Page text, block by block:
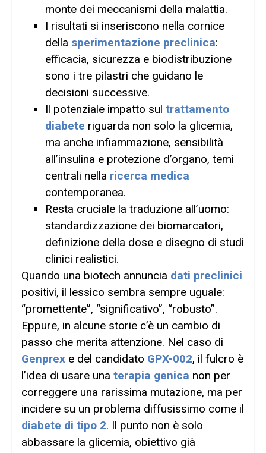
monte dei meccanismi della malattia.
I risultati si inseriscono nella cornice
della sperimentazione preclinica:
efficacia, sicurezza e biodistribuzione
sono i tre pilastri che guidano le
decisioni successive.
Il potenziale impatto sul trattamento
diabete riguarda non solo la glicemia,
ma anche infiammazione, sensibilità
all’insulina e protezione d’organo, temi
centrali nella ricerca medica
contemporanea.
Resta cruciale la traduzione all’uomo:
standardizzazione dei biomarcatori,
definizione della dose e disegno di studi
clinici realistici.
Quando una biotech annuncia dati preclinici
positivi, il lessico sembra sempre uguale:
“promettente”, “significativo”, “robusto”.
Eppure, in alcune storie c’è un cambio di
passo che merita attenzione. Nel caso di
Genprex e del candidato GPX-002, il fulcro è
l’idea di usare una terapia genica non per
correggere una rarissima mutazione, ma per
incidere su un problema diffusissimo come il
diabete di tipo 2. Il punto non è solo
abbassare la glicemia, obiettivo già